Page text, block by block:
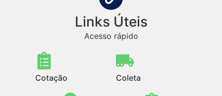
Links Úteis
Acesso rápido
Cotação Coleta